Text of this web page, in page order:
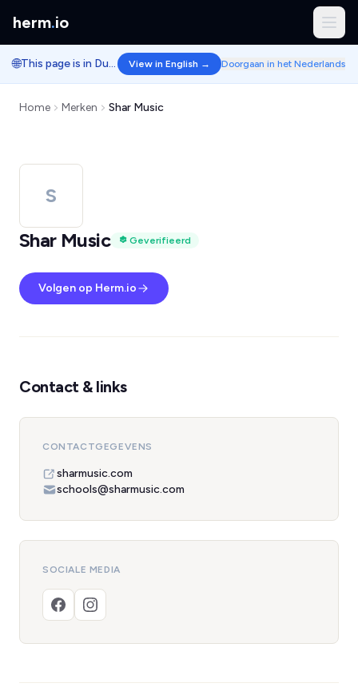
herm.io
🌐 This page is in Dutch. View in English → Doorgaan in het Nederlands
Home Merken Shar Music
S
Shar Music
Geverifieerd
Volgen op Herm.io
Contact & links
CONTACTGEGEVENS
sharmusic.com
schools@sharmusic.com
SOCIALE MEDIA